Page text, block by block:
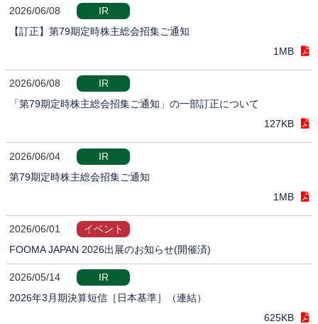
2026/06/08
IR
【訂正】第79期定時株主総会招集ご通知
1MB
2026/06/08
IR
「第79期定時株主総会招集ご通知」の一部訂正について
127KB
2026/06/04
IR
第79期定時株主総会招集ご通知
1MB
2026/06/01
イベント
FOOMA JAPAN 2026出展のお知らせ(開催済)
2026/05/14
IR
2026年3月期決算短信［日本基準］（連結）
625KB